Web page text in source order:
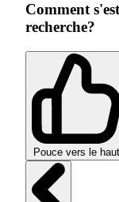
Comment
recherche?
Pouce vers le haut